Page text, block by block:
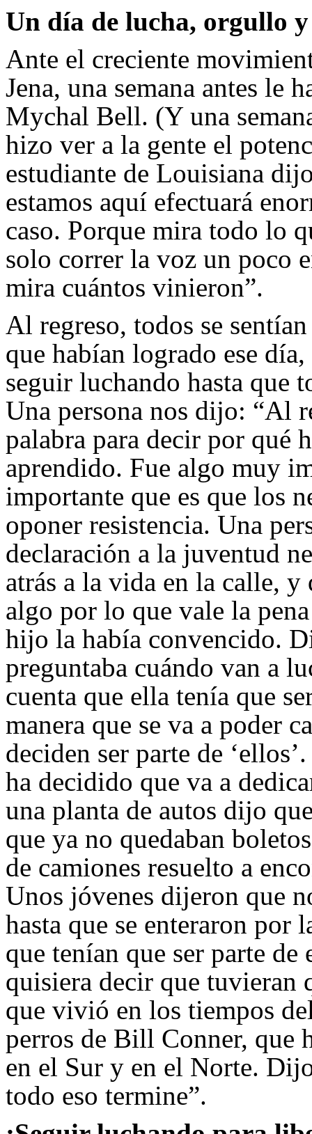
Un día de lucha, orgullo
Ante el creciente
Jena, una semana antes le
Mychal Bell. (Y una
hizo ver a la gente el
estudiante de Louisiana
estamos aquí efectuará
caso. Porque mira todo lo
solo correr la voz un poco
mira cuántos vinieron”.
Al regreso, todos se
que habían logrado ese
seguir luchando hasta que
Una persona nos dijo: “Al
palabra para decir por qué
aprendido. Fue algo muy
importante que es que los
oponer resistencia. Una
declaración a la juventud
atrás a la vida en la calle, y
algo por lo que vale la
hijo la había convencido.
preguntaba cuándo van a
cuenta que ella tenía que
manera que se va a poder
deciden ser parte de
ha decidido que va a
una planta de autos dijo
que ya no quedaban
de camiones resuelto a
Unos jóvenes dijeron que
hasta que se enteraron por
que tenían que ser parte de
quisiera decir que tuvieran
que vivió en los tiempos
perros de Bill Conner, que
en el Sur y en el Norte.
todo eso termine”.